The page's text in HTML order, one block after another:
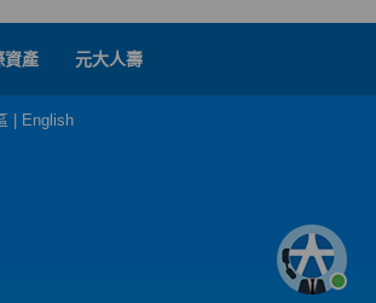
資產 元大人壽
English